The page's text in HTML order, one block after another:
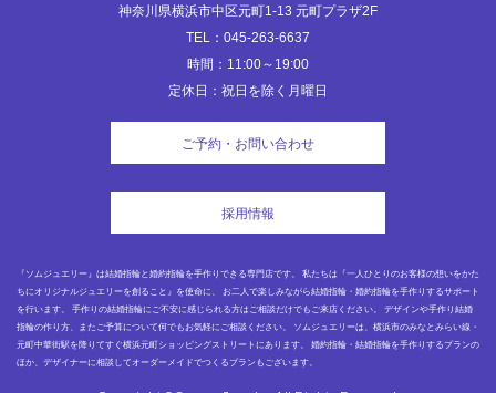
神奈川県横浜市中区元町1-13 元町プラザ2F
TEL：045-263-6637
時間：11:00～19:00
定休日：祝日を除く月曜日
ご予約・お問い合わせ
採用情報
『ソムジュエリー』は結婚指輪と婚約指輪を手作りできる専門店です。 私たちは『一人ひとりのお客様の想いをかた
ちにオリジナルジュエリーを創ること』を使命に、 お二人で楽しみながら結婚指輪・婚約指輪を手作りするサポート
を行います。 手作りの結婚指輪にご不安に感じられる方はご相談だけでもご来店ください。 デザインや手作り結婚
指輪の作り方、またご予算について何でもお気軽にご相談ください。 ソムジュエリーは、横浜市のみなとみらい線・
元町中華街駅を降りてすぐ横浜元町ショッピングストリートにあります。 婚約指輪・結婚指輪を手作りするプランの
ほか、デザイナーに相談してオーダーメイドでつくるプランもございます。